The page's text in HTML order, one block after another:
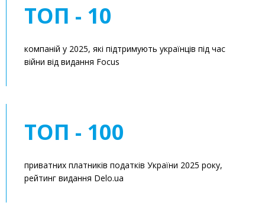
ТОП - 10
компаній у 2025, які підтримують українців під час
війни від видання Focus
ТОП - 100
приватних платників податків України 2025 року,
рейтинг видання Delo.ua